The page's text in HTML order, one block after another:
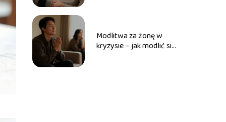
Modlitwa za żonę w
kryzysie – jak modlić się